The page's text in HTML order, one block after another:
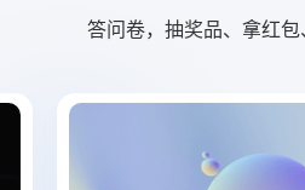
答问卷，抽奖品、拿红